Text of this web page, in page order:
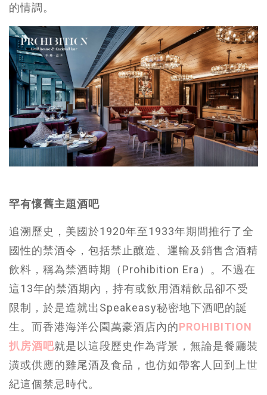
的情調。
罕有懷舊主題酒吧
追溯歷史，美國於1920年至1933年期間推行了全
國性的禁酒令，包括禁止釀造、運輸及銷售含酒精
飲料，稱為禁酒時期（Prohibition Era）。不過在
這13年的禁酒期內，持有或飲用酒精飲品卻不受
限制，於是造就出Speakeasy秘密地下酒吧的誕
生。而香港海洋公園萬豪酒店內的PROHIBITION
扒房酒吧就是以這段歷史作為背景，無論是餐廳裝
潢或供應的雞尾酒及食品，也仿如帶客人回到上世
紀這個禁忌時代。